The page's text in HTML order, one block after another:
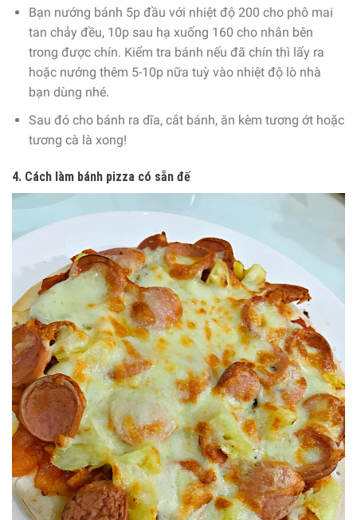
Bạn nướng bánh 5p đầu với nhiệt độ 200 cho phô mai
tan chảy đều, 10p sau hạ xuống 160 cho nhân bên
trong được chín. Kiểm tra bánh nếu đã chín thì lấy ra
hoặc nướng thêm 5-10p nữa tuỳ vào nhiệt độ lò nhà
bạn dùng nhé.
Sau đó cho bánh ra dĩa, cắt bánh, ăn kèm tương ớt hoặc
tương cà là xong!
4. Cách làm bánh pizza có sẵn đế